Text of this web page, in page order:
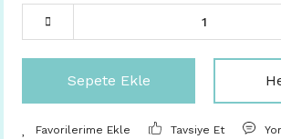
Sepete Ekle
Tavsiye Et